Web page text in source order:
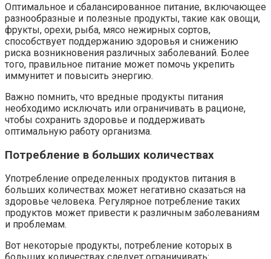
Оптимальное и сбалансированное питание, включающее
разнообразные и полезные продукты, такие как овощи,
фрукты, орехи, рыба, мясо нежирных сортов,
способствует поддержанию здоровья и снижению
риска возникновения различных заболеваний. Более
того, правильное питание может помочь укрепить
иммунитет и повысить энергию.
Важно помнить, что вредные продукты питания
необходимо исключать или ограничивать в рационе,
чтобы сохранить здоровье и поддерживать
оптимальную работу организма.
Потребление в больших количествах
Употребление определенных продуктов питания в
больших количествах может негативно сказаться на
здоровье человека. Регулярное потребление таких
продуктов может привести к различным заболеваниям
и проблемам.
Вот некоторые продукты, потребление которых в